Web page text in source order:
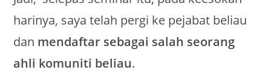
harinya, saya telah pergi ke pejabat beliau
dan mendaftar sebagai salah seorang
ahli komuniti beliau.